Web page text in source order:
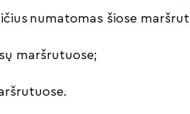
numatomas šiose
maršrutuose;